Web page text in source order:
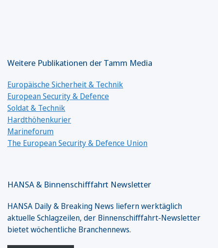
Weitere Publikationen der Tamm Media
Europäische Sicherheit & Technik
European Security & Defence
Soldat & Technik
Hardthöhenkurier
Marineforum
The European Security & Defence Union
HANSA & Binnenschifffahrt Newsletter
HANSA Daily & Breaking News liefern werktäglich
aktuelle Schlagzeilen, der Binnenschifffahrt-Newsletter
bietet wöchentliche Branchennews.